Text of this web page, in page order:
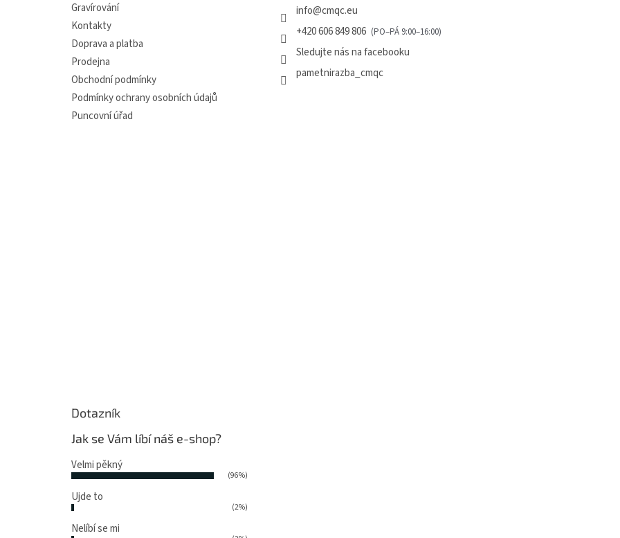
Gravírování
Kontakty
Doprava a platba
Prodejna
Obchodní podmínky
Podmínky ochrany osobních údajů
Puncovní úřad
info@cmqc.eu
+420 606 849 806
Sledujte nás na facebooku
pametnirazba_cmqc
Dotazník
Jak se Vám líbí náš e-shop?
Velmi pěkný
(96%)
Ujde to
(2%)
Nelíbí se mi